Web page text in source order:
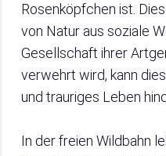
Rosenköpfchen ist.
von Natur aus soziale
Gesellschaft ihrer
verwehrt wird, kann
und trauriges Leben
In der freien Wildbahn